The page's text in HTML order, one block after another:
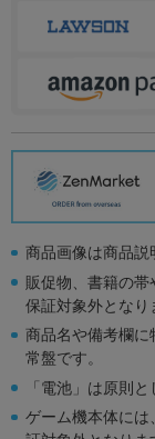
商品画像は商品説
販促物、書籍の
保証対象外となり
商品名や備考欄に
常盤です。
「電池」は原則
ゲーム機本体には